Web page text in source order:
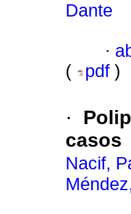
Dante
·
(
pdf )
·
casos
Nacif,